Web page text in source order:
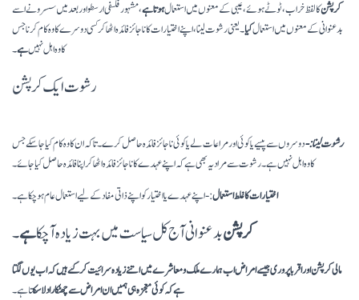
کرپشنکا لفظ خراب، ٹوٹے ہوئے، عیبی کے معنوں میں استعمالہوتا ہے، مشہور فلسفی ارسطو اور بعد میں سسرو نے اسے
بدعنوانی کے معنوں میں استعمالکیا۔ یعنی رشوت لینا، اپنے اختیارات کا نا جائز فائدہ اٹھا کر کسی دوسرے کا وہ کام کرنا جس
کا وہ اہل نہیںہے۔
رشوت ایک کرپشن
رشوت لینا:-دوسروں سے پیسے یا کوئی اور مراعات لے یا کوئی ناجائز فائدہ حاصل کرے۔ تاکہ ان کا وہ کام کیا جا سکے جس
کا وہ اہل نہیں ہے۔ رشوت سے مراد یہ بھی ہے کہ اپنے عہدے کا ناجائز فائدہ اٹھا کر اپنا فائدہ حاصل کیا جائے۔
اختیارات کا غلط استعمال:- اپنے عہدے یا اختیار کو اپنے ذاتی مفاد کے لیے استعمال عام ہو چکا ہے۔
کرپشنبدعنوانی آج کل سیاست میں بہت زیادہ آچکاہے۔
مالی کرپشن اور اقربا پروری جیسے امراض اب ہمارے ملک و معاشرے میں اتنے زیادہ سرائیت کرگئے ہیں کہ اب یوں لگتا
ہے کہ کوئی معجزہ ہی ہمیں ان امراض سے چھٹکارا دلا سکتا ہے۔